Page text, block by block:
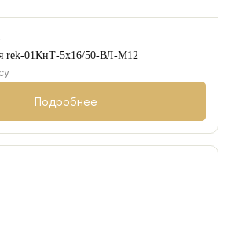
rek-01КнТ-5х16/50-ВЛ-М12
Подробнее